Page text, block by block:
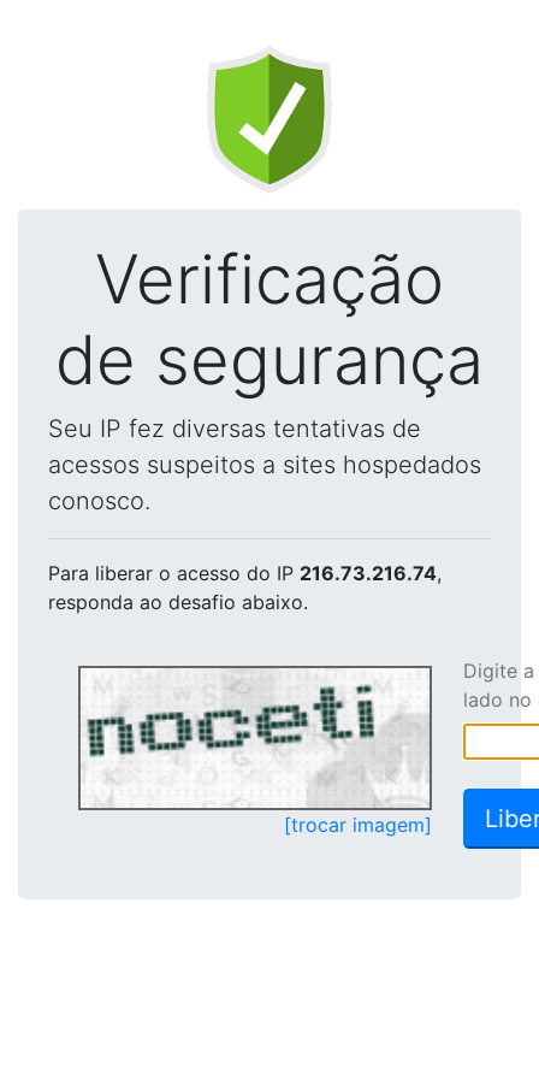
Verificação
de segurança
Seu IP fez diversas tentativas de
acessos suspeitos a sites hospedados
conosco.
Para liberar o acesso do IP 216.73.216.74,
responda ao desafio abaixo.
[trocar imagem]
Digite
lado no